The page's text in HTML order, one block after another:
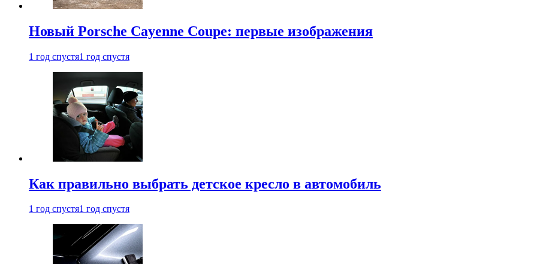
Новый Porsche Cayenne Coupe: первые изображения
1 год спустя1 год спустя
Как правильно выбрать детское кресло в автомобиль
1 год спустя1 год спустя